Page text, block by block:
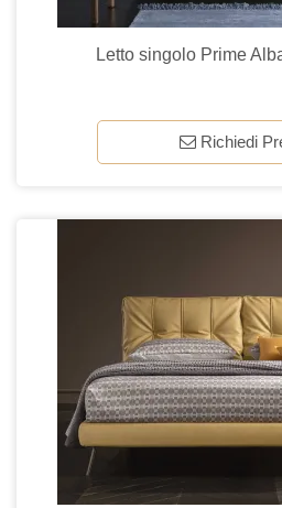
Letto singolo Prime
Richiedi